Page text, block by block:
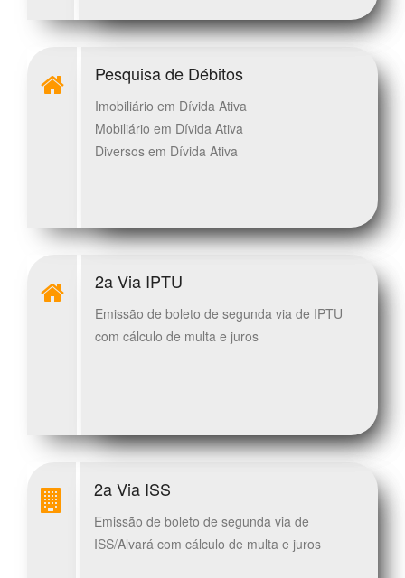
Pesquisa de Débitos
Imobiliário em Dívida Ativa
Mobiliário em Dívida Ativa
Diversos em Dívida Ativa
2a Via IPTU
Emissão de boleto de segunda via de IPTU
com cálculo de multa e juros
2a Via ISS
Emissão de boleto de segunda via de
ISS/Alvará com cálculo de multa e juros